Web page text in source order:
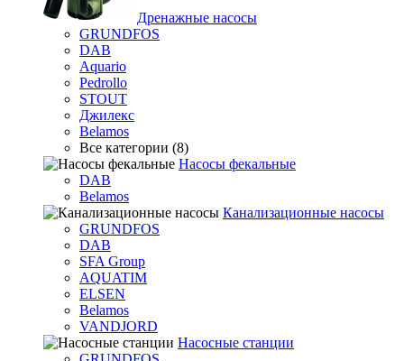
Дренажные насосы
GRUNDFOS
DAB
Aquario
Pedrollo
STOUT
Джилекс
Belamos
Все категории (8)
Насосы фекальные
DAB
Belamos
Канализационные насосы
GRUNDFOS
DAB
SFA Group
AQUATIM
ELSEN
Belamos
VANDJORD
Насосные станции